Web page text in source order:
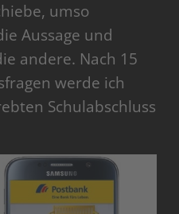
umso
Aussage und
andere. Nach 15
werde ich
Schulabschluss